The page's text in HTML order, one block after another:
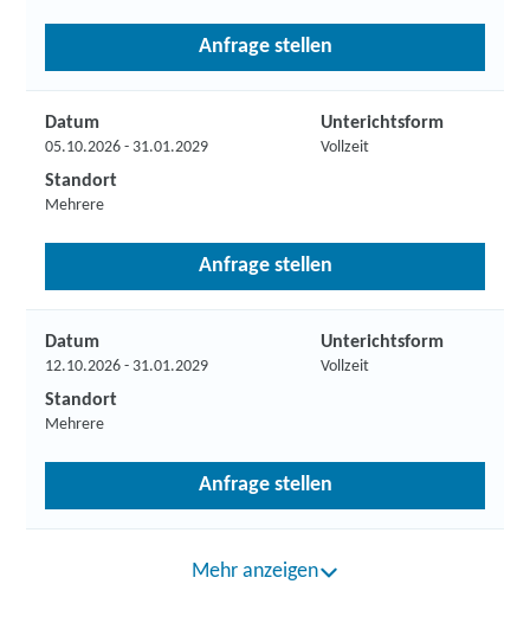
Anfrage stellen
Datum
05.10.2026 - 31.01.2029
Unterichtsform
Vollzeit
Standort
Mehrere
Anfrage stellen
Datum
12.10.2026 - 31.01.2029
Unterichtsform
Vollzeit
Standort
Mehrere
Anfrage stellen
Mehr anzeigen